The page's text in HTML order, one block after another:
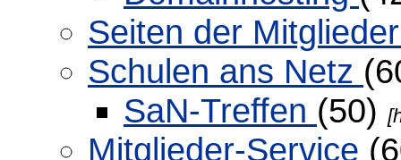
Seiten der
Schulen ans Netz
SaN-Treffen (50)
Mitglieder-Service